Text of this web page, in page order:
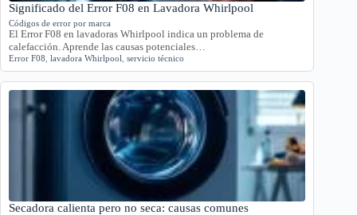
Significado del Error F08 en Lavadora Whirlpool
Códigos de error por marca
El Error F08 en lavadoras Whirlpool indica un problema de
calefacción. Aprende las causas potenciales…
Error F08 lavadora Whirlpool servicio técnico
Secadora calienta pero no seca: causas comunes